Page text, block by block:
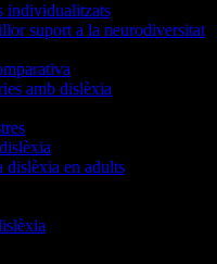
individualitzats
suport a la neurodiversitat
amb dislèxia
dislèxia en adults